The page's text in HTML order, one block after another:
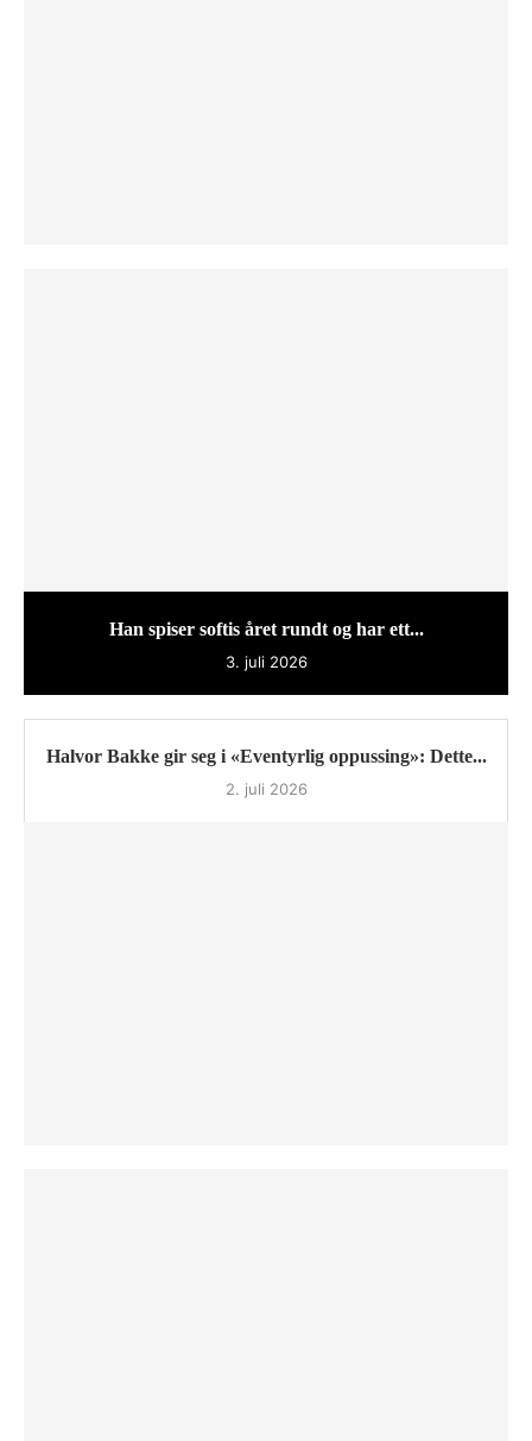
Han spiser softis året rundt og har ett...
3. juli 2026
Halvor Bakke gir seg i «Eventyrlig oppussing»: Dette...
2. juli 2026